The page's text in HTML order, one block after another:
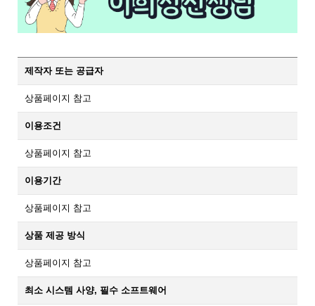
제작자 또는 공급자
상품페이지 참고
이용조건
상품페이지 참고
이용기간
상품페이지 참고
상품 제공 방식
상품페이지 참고
최소 시스템 사양, 필수 소프트웨어